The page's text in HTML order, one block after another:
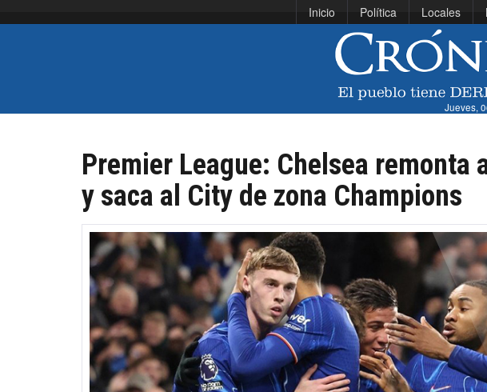
Inicio Política Locales
Jueves,
Premier League: Chelsea remonta
y saca al City de zona Champions